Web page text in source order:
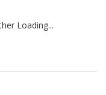
Loading...